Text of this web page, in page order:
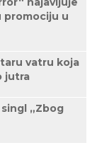
promociju u
vatru koja
jutra
„Zbog